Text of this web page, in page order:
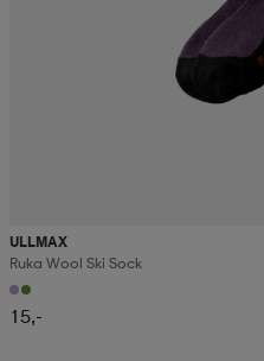
ULLMAX
Ruka Wool Ski Sock
15,-